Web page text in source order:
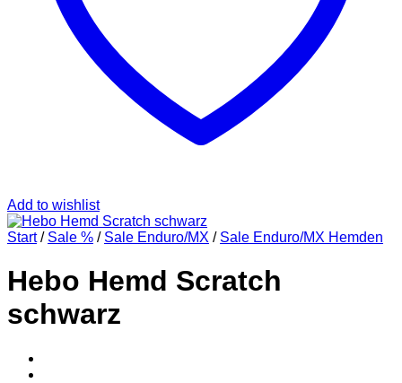
Add to wishlist
Start / Sale % / Sale Enduro/MX / Sale Enduro/MX Hemden
Hebo Hemd Scratch
schwarz